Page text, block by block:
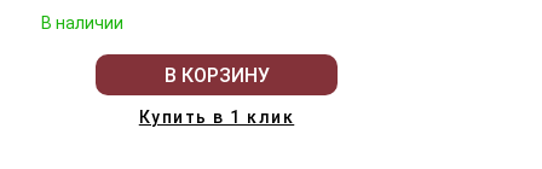
В наличии
В КОРЗИНУ
Купить в 1 клик